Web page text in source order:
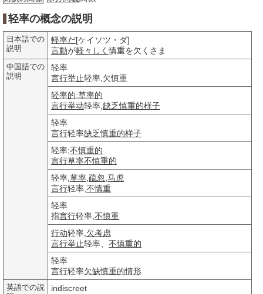
轻率の概念の説明
日本語での
説明
軽率だ[ケイソツ・ダ]
言動が軽々しく慎重を欠くさま
中国語での
説明
轻率
言行举止轻率,欠慎重
轻率的;草率的
言行举动轻率, 缺乏慎重的样子
轻率
言行轻率缺乏慎重的样子
轻率;不慎重的
言行草率不慎重的
轻率, 草率 疏忽 马虎
言行轻率, 不慎重
轻率
指言行轻率, 不慎重
行动轻率, 欠考虑
言行举止轻率、 不慎重的
轻率
言行轻率欠缺慎重的情形
英語での説
indiscreet